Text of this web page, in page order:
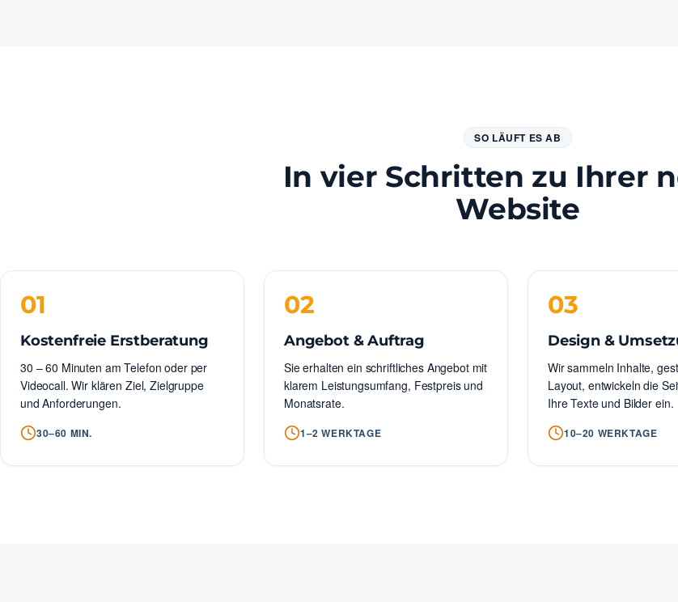
SO LÄUFT ES AB
In vier Schritten zu Ihrer
Website
01
Kostenfreie Erstberatung
30 – 60 Minuten am Telefon oder per
Videocall. Wir klären Ziel, Zielgruppe
und Anforderungen.
30–60 MIN.
02
Angebot & Auftrag
Sie erhalten ein schriftliches Angebot mit
klarem Leistungsumfang, Festpreis und
Monatsrate.
1–2 WERKTAGE
03
Design &
Wir sammeln Inhalte,
Layout, entwickeln die
Ihre Texte und Bilder ein.
10–20 WERKTAGE